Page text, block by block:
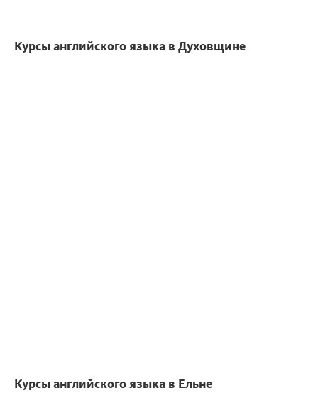
Курсы английского языка в Духовщине
Курсы английского языка в Ельне